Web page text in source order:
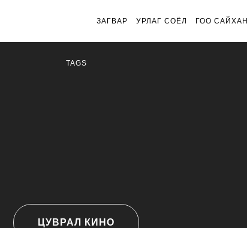
ЗАГВАР УРЛАГ СОЁЛ ГОО САЙХАН
TAGS
ЦУВРАЛ КИНО